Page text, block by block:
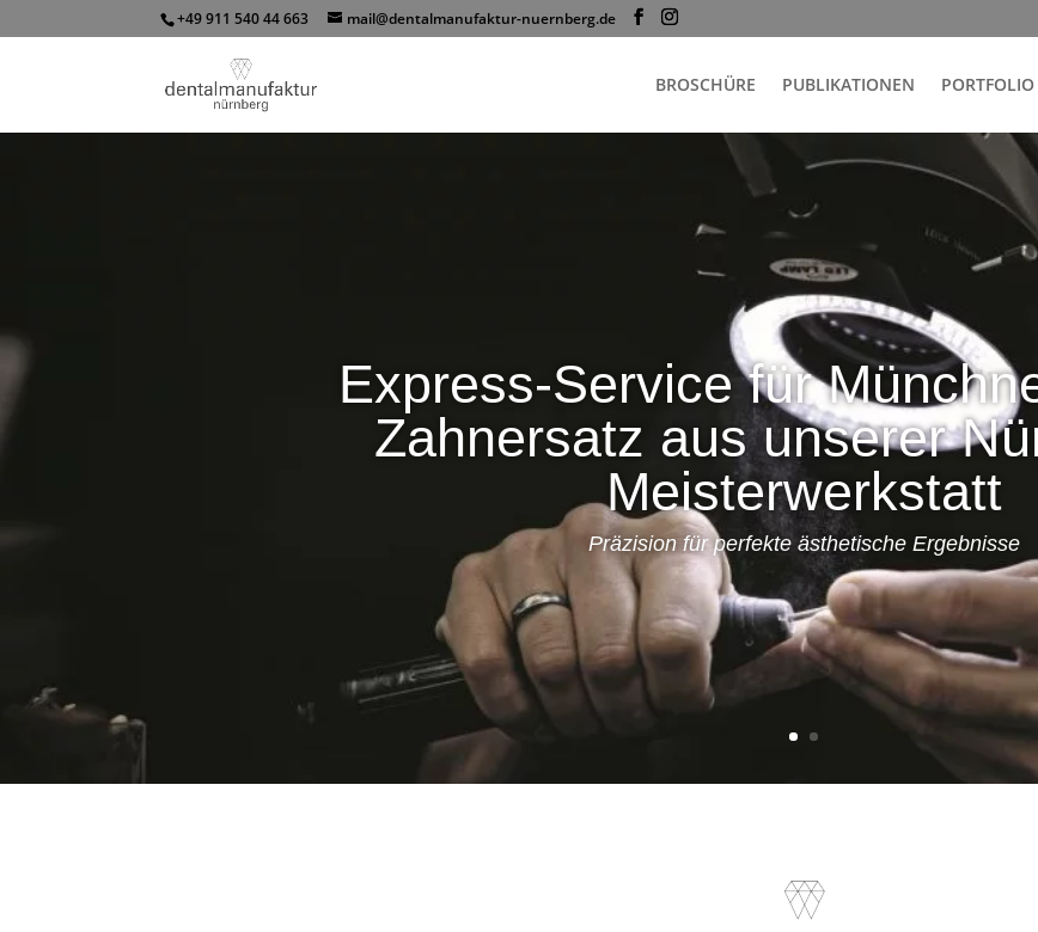
+49 911 540 44 663 mail@dentalmanufaktur-nuernberg.de
BROSCHÜRE PUBLIKATIONEN PORTFOLIO
Express-Service für
Zahnersatz aus unserer
Meisterwerkstatt
Präzision für perfekte ästhetische Ergebnisse